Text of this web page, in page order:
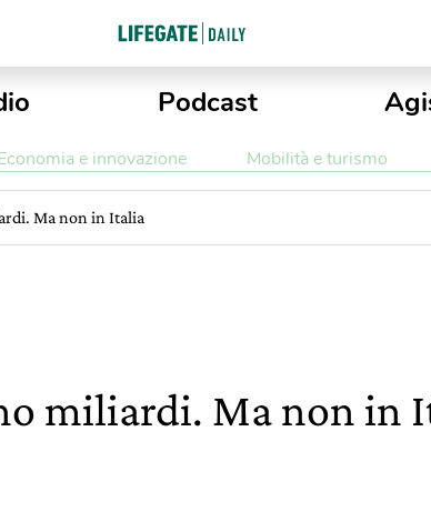
Podcast
e innovazione Mobilità e turismo
Ma non in Italia
miliardi. Ma non in